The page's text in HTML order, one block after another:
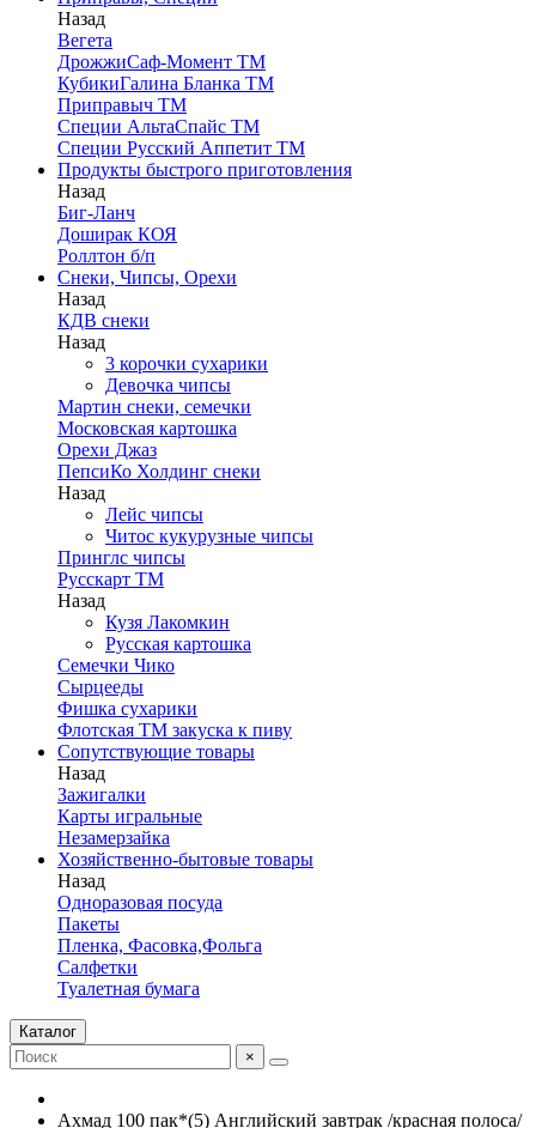
Назад
Вегета
ДрожжиСаф-Момент ТМ
КубикиГалина Бланка ТМ
Приправыч ТМ
Специи АльтаСпайс ТМ
Специи Русский Аппетит ТМ
Продукты быстрого приготовления
Назад
Биг-Ланч
Доширак КОЯ
Роллтон б/п
Снеки, Чипсы, Орехи
Назад
КДВ снеки
Назад
3 корочки сухарики
Девочка чипсы
Мартин снеки, семечки
Московская картошка
Орехи Джаз
ПепсиКо Холдинг снеки
Назад
Лейс чипсы
Читос кукурузные чипсы
Принглс чипсы
Русскарт ТМ
Назад
Кузя Лакомкин
Русская картошка
Семечки Чико
Сырцееды
Фишка сухарики
Флотская ТМ закуска к пиву
Сопутствующие товары
Назад
Зажигалки
Карты игральные
Незамерзайка
Хозяйственно-бытовые товары
Назад
Одноразовая посуда
Пакеты
Пленка, Фасовка,Фольга
Салфетки
Туалетная бумага
Каталог
×
Ахмад 100 пак*(5) Английский завтрак /красная полоса/